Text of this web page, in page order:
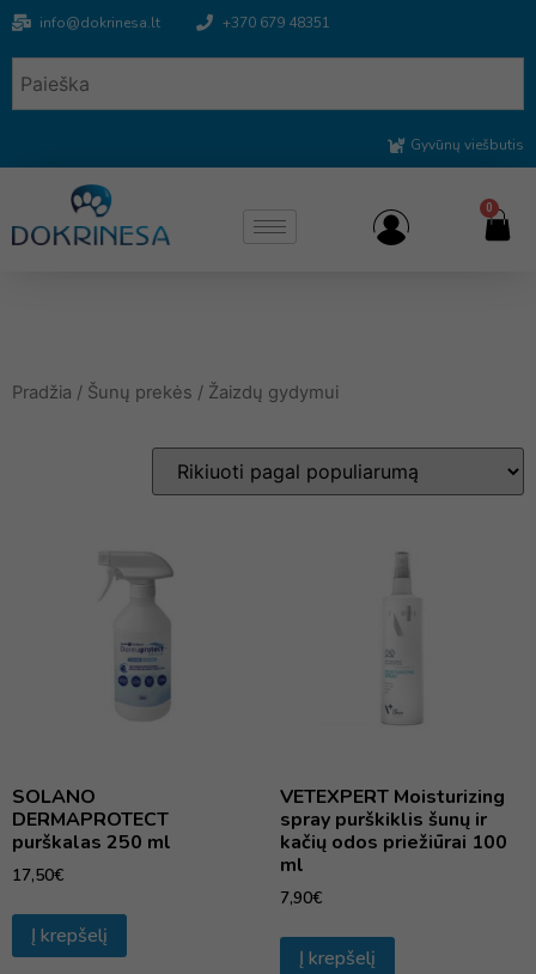
info@dokrinesa.lt +370 679 48351
Gyvūnų viešbutis
0
Pradžia / Šunų prekės / Žaizdų gydymui
SOLANO
DERMAPROTECT
purškalas 250 ml
17,50€
Į krepšelį
VETEXPERT Moisturizing
spray purškiklis šunų ir
kačių odos priežiūrai 100
ml
7,90€
Į krepšelį